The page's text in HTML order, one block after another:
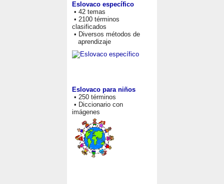
Eslovaco específico
• 42 temas
• 2100 términos
clasificados
• Diversos métodos de
aprendizaje
Eslovaco para niños
• 250 términos
• Diccionario con
imágenes